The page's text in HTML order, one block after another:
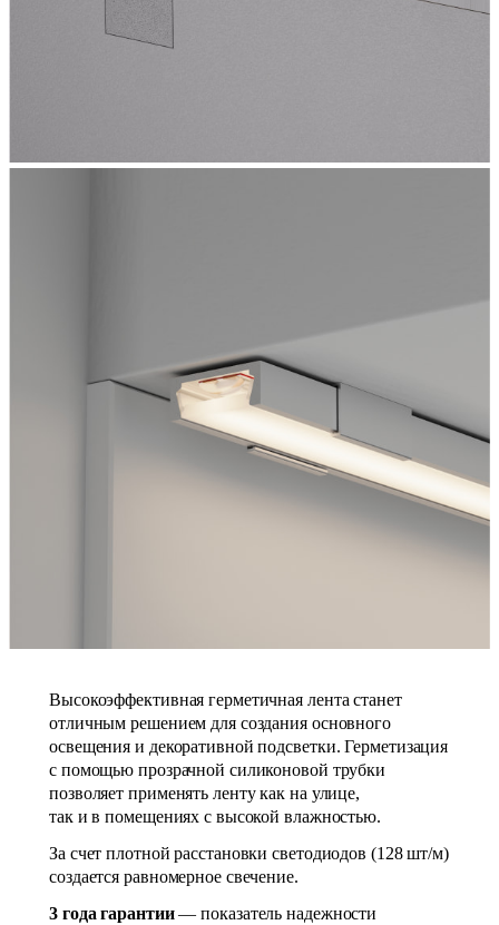
Высокоэффективная герметичная лента станет
отличным решением для создания основного
освещения и декоративной подсветки. Герметизация
с помощью прозрачной силиконовой трубки
позволяет применять ленту как на улице,
так и в помещениях с высокой влажностью.
За счет плотной расстановки светодиодов (128 шт/м)
создается равномерное свечение.
3 года гарантии— показатель надежности